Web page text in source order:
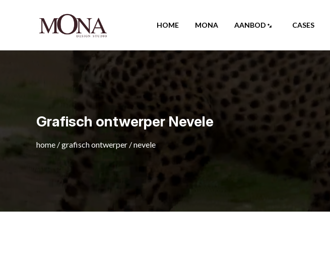
HOME MONA AANBOD CASES
Grafisch ontwerper Nevele
home /grafisch ontwerper /nevele